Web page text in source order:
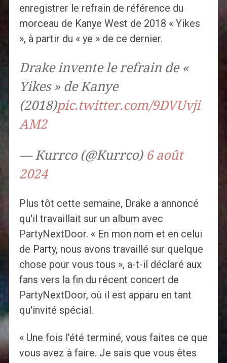
enregistrer le refrain de référence du
morceau de Kanye West de 2018 « Yikes
», à partir du « ye » de ce dernier.
Drake invente le refrain de «
Yikes » de Kanye
(2018)pic.twitter.com/9DVUvji
AM2
— Kurrco (@Kurrco) 6 août
2024
Plus tôt cette semaine, Drake a annoncé
qu'il travaillait sur un album avec
PartyNextDoor. « En mon nom et en celui
de Party, nous avons travaillé sur quelque
chose pour vous tous », a-t-il déclaré aux
fans vers la fin du récent concert de
PartyNextDoor, où il est apparu en tant
qu'invité spécial.
« Une fois l’été terminé, vous faites ce que
vous avez à faire. Je sais que vous êtes